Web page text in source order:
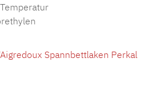
Spannbettlaken Perkal